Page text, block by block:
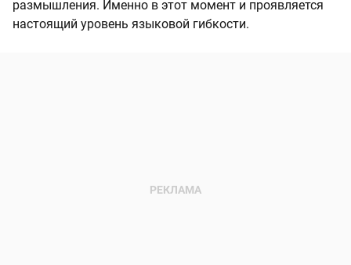
размышления. Именно в этот момент и проявляется
настоящий уровень языковой гибкости.